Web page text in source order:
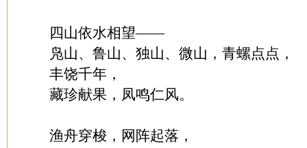
四山依水相望——
凫山、鲁山、独山、微山，青螺点点，
丰饶千年，
藏珍献果，凤鸣仁风。
渔舟穿梭，网阵起落，